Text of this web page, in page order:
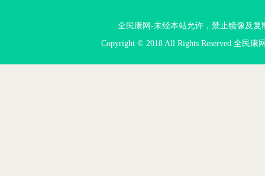
全民康网-未经本站允许，禁止镜像及复
Copyright © 2018 All Rights Reserved 全民康